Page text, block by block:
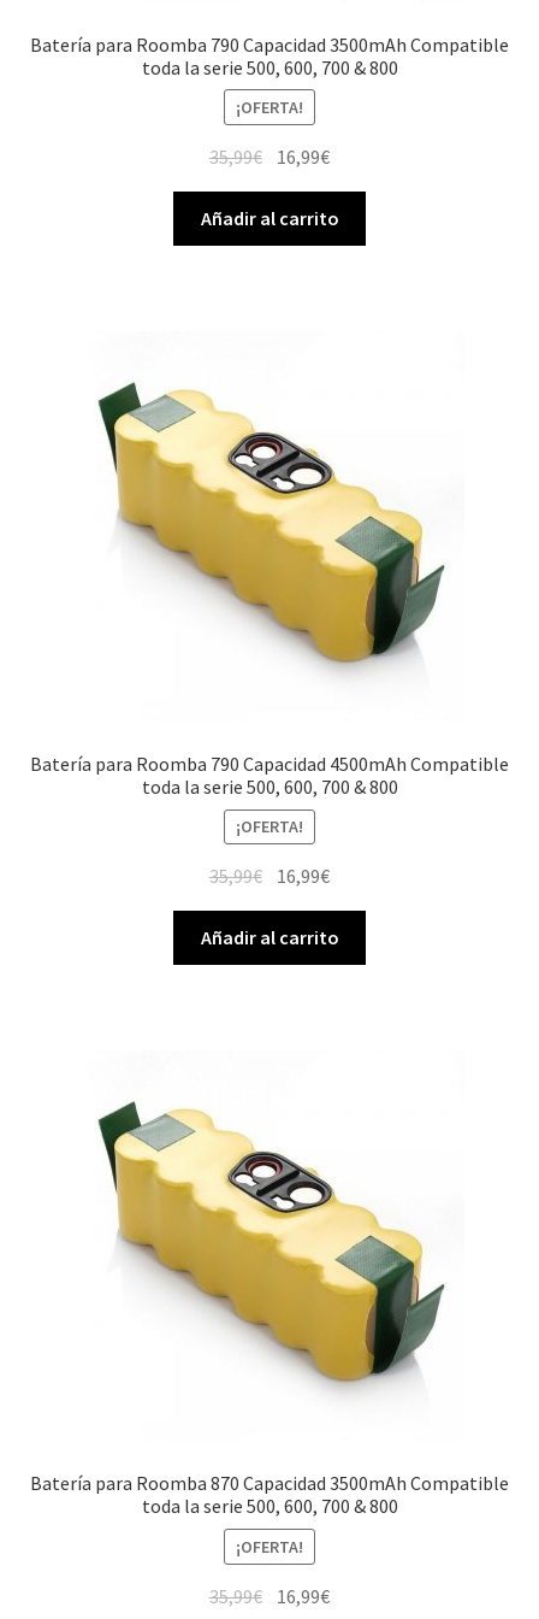
Batería para Roomba 790 Capacidad 3500mAh Compatible
toda la serie 500, 600, 700 & 800
¡OFERTA!
35,99€ El
original
era:
16,99€El
actual
es:
Añadir al carrito
Batería para Roomba 790 Capacidad 4500mAh Compatible
toda la serie 500, 600, 700 & 800
¡OFERTA!
35,99€ El
precio
original
era:
16,99€El
precio
actual
es:
Añadir al carrito
Batería para Roomba 870 Capacidad 3500mAh Compatible
toda la serie 500, 600, 700 & 800
¡OFERTA!
35,99€ El16,99€El